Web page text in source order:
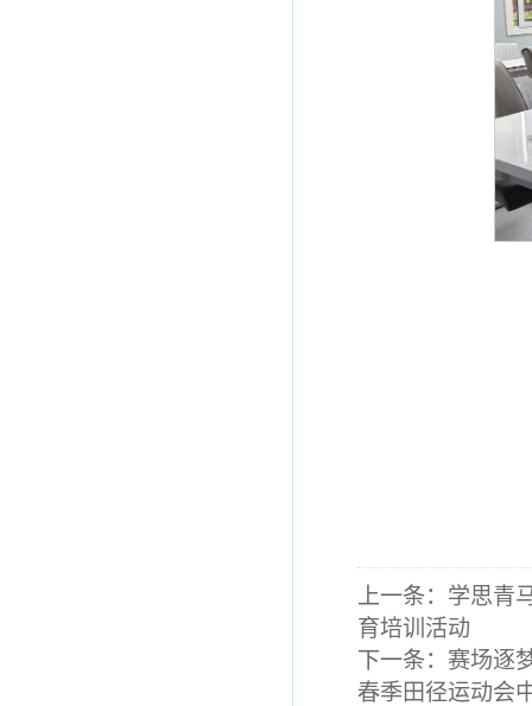
上一条： 学思青
育培训活动
下一条： 赛场逐
春季田径运动会